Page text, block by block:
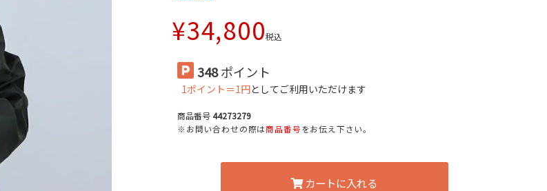
¥34,800税込
348ポイント
1ポイント＝1円としてご利用いただけます
商品番号44273279
※お問い合わせの際は商品番号をお伝え下さい。
カートに入れる